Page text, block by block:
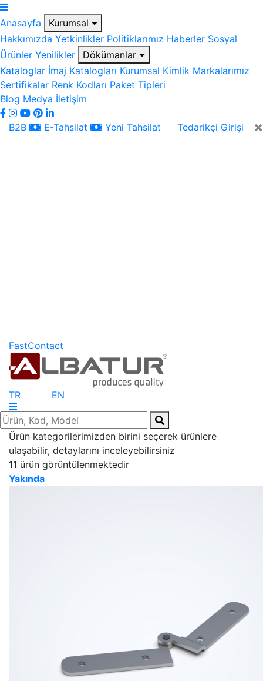
Anasayfa
Kurumsal
Hakkımızda Yetkinlikler Politiklarımız Haberler Sosyal
Ürünler Yenilikler
Dökümanlar
Kataloglar İmaj Katalogları Kurumsal Kimlik Markalarımız
Sertifikalar Renk Kodları Paket Tipleri
Blog Medya İletişim
×
B2B E-Tahsilat Yeni Tahsilat Tedarikçi Girişi
FastContact
TR EN
Ürün kategorilerimizden birini seçerek ürünlere
ulaşabilir, detaylarını inceleyebilirsiniz
11 ürün görüntülenmektedir
Yakında